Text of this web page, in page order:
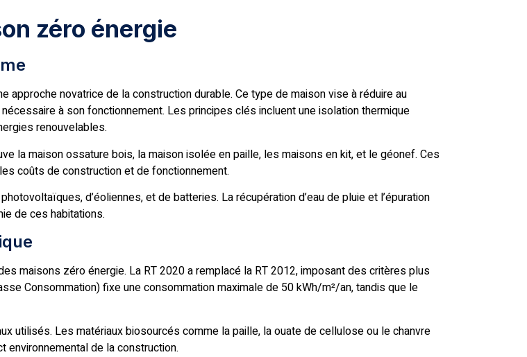
zéro énergie
approche novatrice de la construction durable. Ce type de maison vise à réduire au
à son fonctionnement. Les principes clés incluent une isolation thermique
renouvelables.
la maison ossature bois, la maison isolée en paille, les maisons en kit, et le géonef. Ces
coûts de construction et de fonctionnement.
d’éoliennes, et de batteries. La récupération d’eau de pluie et l’épuration
de ces habitations.
maisons zéro énergie. La RT 2020 a remplacé la RT 2012, imposant des critères plus
Consommation) fixe une consommation maximale de 50 kWh/m²/an, tandis que le
utilisés. Les matériaux biosourcés comme la paille, la ouate de cellulose ou le chanvre
environnemental de la construction.